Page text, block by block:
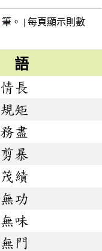
筆。 | 每頁顯示則數
語
長
矩
盡
暴
績
功
味
門